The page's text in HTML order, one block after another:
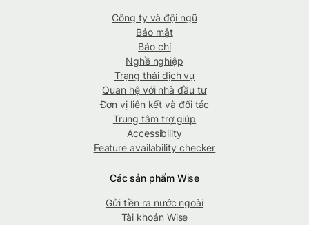
Công ty và đội ngũ
Bảo mật
Báo chí
Nghề nghiệp
Trạng thái dịch vụ
Quan hệ với nhà đầu tư
Đơn vị liên kết và đối tác
Trung tâm trợ giúp
Accessibility
Feature availability checker
Các sản phẩm Wise
Gửi tiền ra nước ngoài
Tài khoản Wise